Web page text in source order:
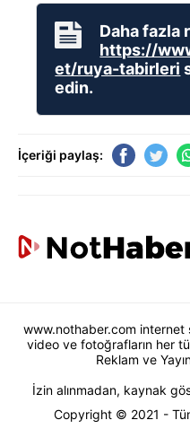
Daha fazla
https://
et/ruya-tabirleri
edin.
İçeriği paylaş:
www.nothaber.com internet
video ve fotoğrafların her
Reklam ve
İzin alınmadan, kaynak
Copyright © 2021 -